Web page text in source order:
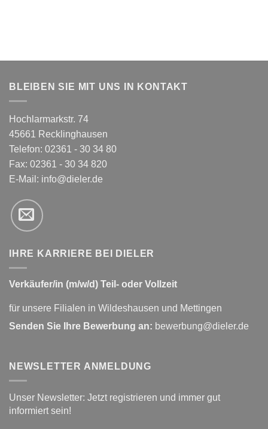
BLEIBEN SIE MIT UNS IN KONTAKT
Hochlarmarkstr. 74
45661 Recklinghausen
Telefon: 02361 - 30 34 80
Fax: 02361 - 30 34 820
E-Mail: info@dieler.de
IHRE KARRIERE BEI DIELER
Verkäufer/in (m/w/d) Teil- oder Vollzeit
für unsere Filialen in Wildeshausen und Mettingen
Senden Sie Ihre Bewerbung an: bewerbung@dieler.de
NEWSLETTER ANMELDUNG
Unser Newsletter: Jetzt registrieren und immer gut
informiert sein!